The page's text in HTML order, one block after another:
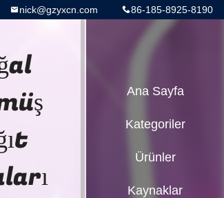
86-185-8925-8190
nick@gzyxcn.com
Ana Sayfa
Kategoriler
Ürünler
Kaynaklar